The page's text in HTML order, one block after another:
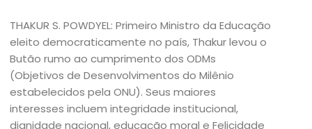
THAKUR S. POWDYEL: Primeiro Ministro da Educação
eleito democraticamente no país, Thakur levou o
Butão rumo ao cumprimento dos ODMs
(Objetivos de Desenvolvimentos do Milênio
estabelecidos pela ONU). Seus maiores
interesses incluem integridade institucional,
dignidade nacional, educação moral e Felicidade